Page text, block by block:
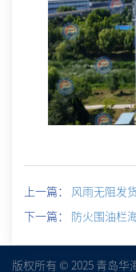
上一篇： 风雨无阻发
下一篇： 防火围油栏
版权所有 © 2025 青岛华